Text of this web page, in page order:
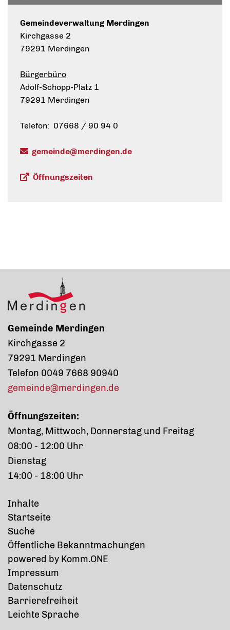
Gemeindeverwaltung Merdingen
Kirchgasse 2
79291 Merdingen
Bürgerbüro
Adolf-Schopp-Platz 1
79291 Merdingen
Telefon: 07668 / 90 94 0
gemeinde@merdingen.de
Öffnungszeiten
Gemeinde Merdingen
Kirchgasse 2
79291 Merdingen
Telefon 0049 7668 90940
gemeinde@merdingen.de
Öffnungszeiten:
Montag, Mittwoch, Donnerstag und Freitag
08:00 - 12:00 Uhr
Dienstag
14:00 - 18:00 Uhr
Inhalte
Startseite
Suche
Öffentliche Bekanntmachungen
powered by Komm.ONE
Impressum
Datenschutz
Barrierefreiheit
Leichte Sprache